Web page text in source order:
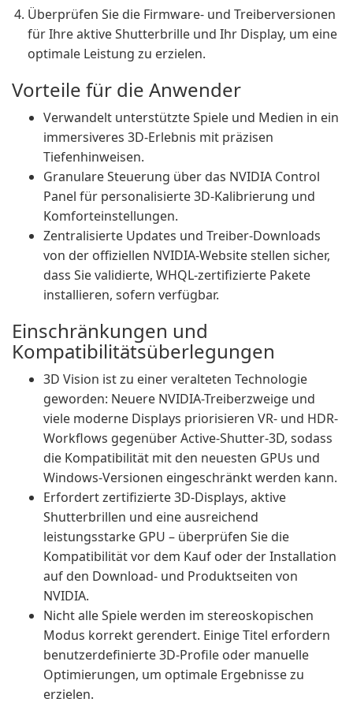
Überprüfen Sie die Firmware- und Treiberversionen
für Ihre aktive Shutterbrille und Ihr Display, um eine
optimale Leistung zu erzielen.
Vorteile für die Anwender
Verwandelt unterstützte Spiele und Medien in ein
immersiveres 3D-Erlebnis mit präzisen
Tiefenhinweisen.
Granulare Steuerung über das NVIDIA Control
Panel für personalisierte 3D-Kalibrierung und
Komforteinstellungen.
Zentralisierte Updates und Treiber-Downloads
von der offiziellen NVIDIA-Website stellen sicher,
dass Sie validierte, WHQL-zertifizierte Pakete
installieren, sofern verfügbar.
Einschränkungen und
Kompatibilitätsüberlegungen
3D Vision ist zu einer veralteten Technologie
geworden: Neuere NVIDIA-Treiberzweige und
viele moderne Displays priorisieren VR- und HDR-
Workflows gegenüber Active-Shutter-3D, sodass
die Kompatibilität mit den neuesten GPUs und
Windows-Versionen eingeschränkt werden kann.
Erfordert zertifizierte 3D-Displays, aktive
Shutterbrillen und eine ausreichend
leistungsstarke GPU – überprüfen Sie die
Kompatibilität vor dem Kauf oder der Installation
auf den Download- und Produktseiten von
NVIDIA.
Nicht alle Spiele werden im stereoskopischen
Modus korrekt gerendert. Einige Titel erfordern
benutzerdefinierte 3D-Profile oder manuelle
Optimierungen, um optimale Ergebnisse zu
erzielen.